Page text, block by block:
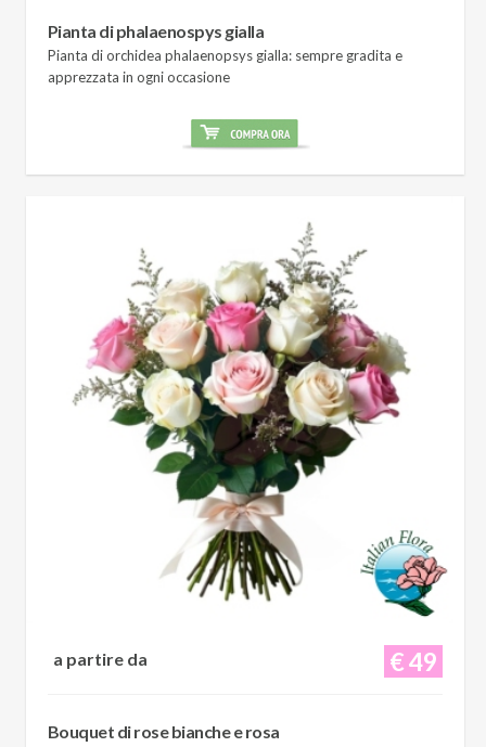
Pianta di phalaenospys gialla
Pianta di orchidea phalaenopsys gialla: sempre gradita e
apprezzata in ogni occasione
€ 49
a partire da
Bouquet di rose bianche e rosa